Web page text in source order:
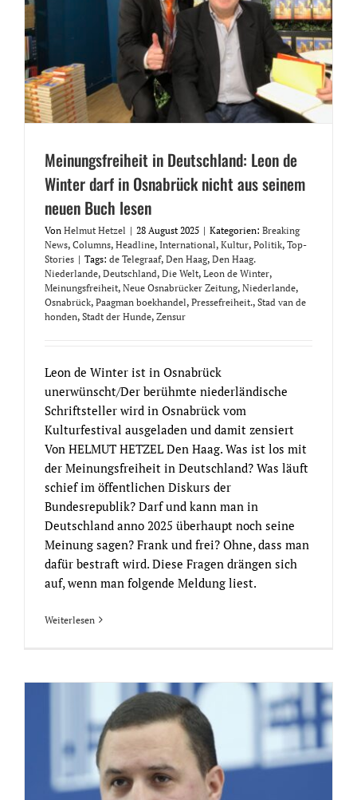
Meinungsfreiheit in Deutschland: Leon de
Winter darf in Osnabrück nicht aus seinem
neuen Buch lesen
Von Helmut Hetzel | 28 August 2025 | Kategorien: Breaking
News, Columns, Headline, International, Kultur, Politik, Top-
Stories | Tags: de Telegraaf, Den Haag, Den Haag.
Niederlande, Deutschland, Die Welt, Leon de Winter,
Meinungsfreiheit, Neue Osnabrücker Zeitung, Niederlande,
Osnabrück, Paagman boekhandel, Pressefreiheit., Stad van de
honden, Stadt der Hunde, Zensur
Leon de Winter ist in Osnabrück
unerwünscht/Der berühmte niederländische
Schriftsteller wird in Osnabrück vom
Kulturfestival ausgeladen und damit zensiert
Von HELMUT HETZEL Den Haag. Was ist los mit
der Meinungsfreiheit in Deutschland? Was läuft
schief im öffentlichen Diskurs der
Bundesrepublik? Darf und kann man in
Deutschland anno 2025 überhaupt noch seine
Meinung sagen? Frank und frei? Ohne, dass man
dafür bestraft wird. Diese Fragen drängen sich
auf, wenn man folgende Meldung liest.
Weiterlesen